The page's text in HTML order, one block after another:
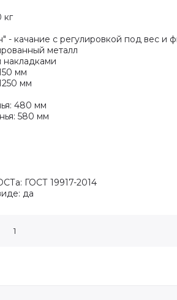
кг
- качание с регулировкой под вес и
металл
накладками
мм
мм
480 мм
580 мм
ГОСТ 19917-2014
да
1